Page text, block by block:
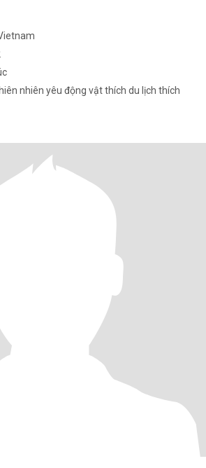
nhiên yêu động vật thích du lịch thích